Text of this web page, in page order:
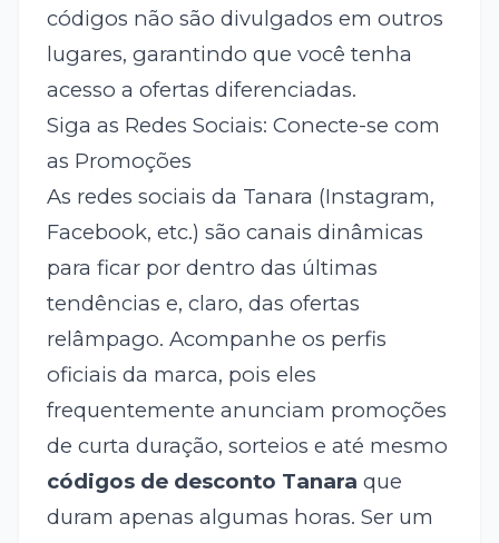
códigos não são divulgados em outros
lugares, garantindo que você tenha
acesso a ofertas diferenciadas.
Siga as Redes Sociais: Conecte-se com
as Promoções
As redes sociais da Tanara (Instagram,
Facebook, etc.) são canais dinâmicas
para ficar por dentro das últimas
tendências e, claro, das ofertas
relâmpago. Acompanhe os perfis
oficiais da marca, pois eles
frequentemente anunciam promoções
de curta duração, sorteios e até mesmo
códigos de desconto Tanara que
duram apenas algumas horas. Ser um